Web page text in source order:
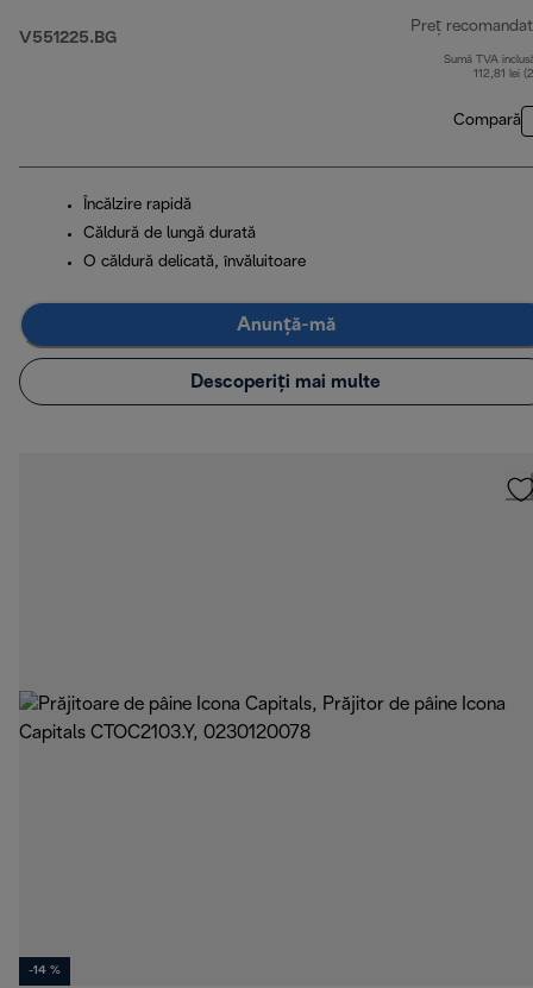
V551225.BG
Preț recomandat
Sumă TVA
112,81 lei
Compară
Încălzire rapidă
Căldură de lungă durată
O căldură delicată, învăluitoare
Anunță-mă
Descoperiți mai multe
-14 %